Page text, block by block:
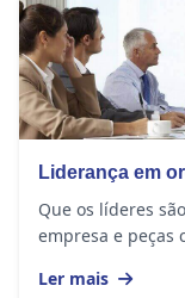
Liderança em
Que os líderes
empresa e peças
Ler mais